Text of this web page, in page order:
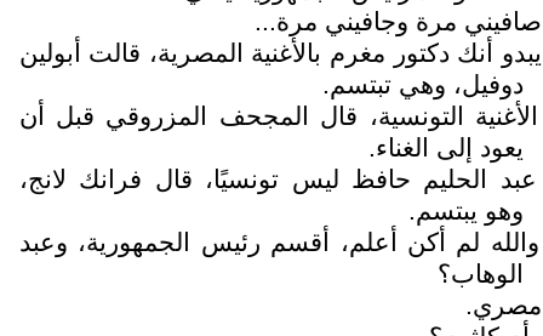
صافيني مرة وجافيني مرة...
يبدو أنك دكتور مغرم بالأغنية المصرية، قالت أبولين
دوفيل، وهي تبتسم.
الأغنية التونسية، قال المجحف المزروقي قبل أن
يعود إلى الغناء.
عبد الحليم حافظ ليس تونسيًا، قال فرانك لانج،
وهو يبتسم.
والله لم أكن أعلم، أقسم رئيس الجمهورية، وعبد
الوهاب؟
مصري.